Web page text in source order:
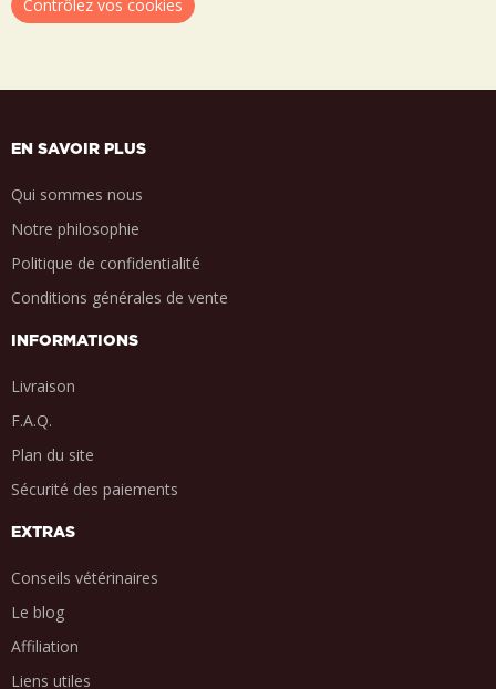
Contrôlez vos cookies
EN SAVOIR PLUS
Qui sommes nous
Notre philosophie
Politique de confidentialité
Conditions générales de vente
INFORMATIONS
Livraison
F.A.Q.
Plan du site
Sécurité des paiements
EXTRAS
Conseils vétérinaires
Le blog
Affiliation
Liens utiles